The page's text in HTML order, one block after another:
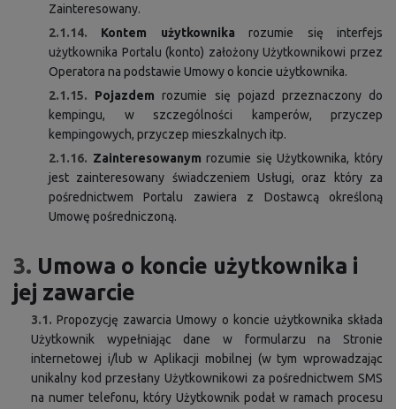
Zainteresowany.
2.1.14.
Kontem użytkownika rozumie się interfejs
użytkownika Portalu (konto) założony Użytkownikowi przez
Operatora na podstawie Umowy o koncie użytkownika.
2.1.15.
Pojazdem rozumie się pojazd przeznaczony do
kempingu, w szczególności kamperów, przyczep
kempingowych, przyczep mieszkalnych itp.
2.1.16. Zainteresowanym rozumie się Użytkownika, który
jest zainteresowany świadczeniem Usługi, oraz który za
pośrednictwem Portalu zawiera z Dostawcą określoną
Umowę pośredniczoną.
3. Umowa o koncie użytkownika i
jej zawarcie
3.1. Propozycję zawarcia Umowy o koncie użytkownika składa
Użytkownik wypełniając dane w formularzu na Stronie
internetowej i/lub w Aplikacji mobilnej (w tym wprowadzając
unikalny kod przesłany Użytkownikowi za pośrednictwem SMS
na numer telefonu, który Użytkownik podał w ramach procesu